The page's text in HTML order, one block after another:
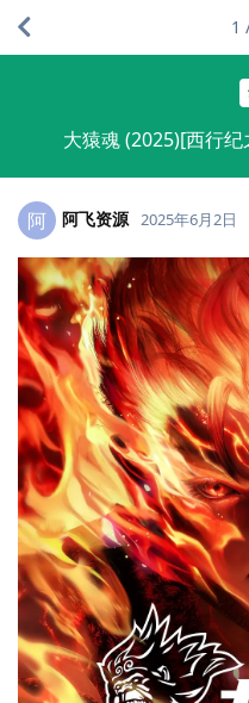
大猿魂 (2025)[西行
1
阿 阿飞资源 2025年6月2日